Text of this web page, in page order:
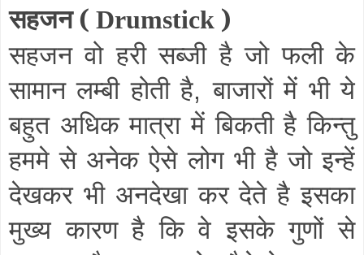
सहजन ( Drumstick )
सहजन वो हरी सब्जी है जो फली के
सामान लम्बी होती है,बाजारों में भी ये
बहुत अधिक मात्रा में बिकती है किन्तु
हममे से अनेक ऐसे लोग भी है जो इन्हें
देखकर भी अनदेखा कर देते है इसका
मुख्य कारण है कि वे इसके गुणों से